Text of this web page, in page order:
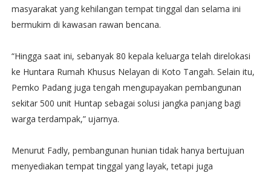
masyarakat yang kehilangan tempat tinggal dan selama ini
bermukim di kawasan rawan bencana.
“Hingga saat ini, sebanyak 80 kepala keluarga telah direlokasi
ke Huntara Rumah Khusus Nelayan di Koto Tangah. Selain itu,
Pemko Padang juga tengah mengupayakan pembangunan
sekitar 500 unit Huntap sebagai solusi jangka panjang bagi
warga terdampak,” ujarnya.
Menurut Fadly, pembangunan hunian tidak hanya bertujuan
menyediakan tempat tinggal yang layak, tetapi juga